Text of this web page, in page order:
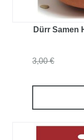
Dürr Samen
3,00 €